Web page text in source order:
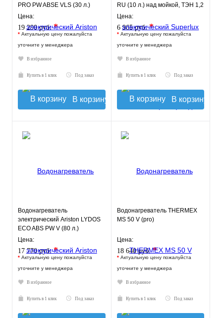
PRO PW ABSE VLS (30 л.)
настенный, ТЭН 2,5 кВт.
Цена:
19 290 руб.*
* Актуальную цену пожалуйста
уточните у менеджера
В избранное
Купить в 1 клик Под заказ
В корзину
RU (10 л.) над мойкой, ТЭН 1,2
кВт.
Цена:
6 965 руб.*
* Актуальную цену пожалуйста
уточните у менеджера
В избранное
Купить в 1 клик Под заказ
В корзину
Водонагреватель
электрический Ariston LYDOS
ECO ABS PW V (80 л.)
настенный, ТЭН 2,5 кВт.
Цена:
17 770 руб.*
* Актуальную цену пожалуйста
уточните у менеджера
В избранное
Купить в 1 клик Под заказ
Водонагреватель THERMEX
MS 50 V (pro)
Цена:
18 640 руб.*
* Актуальную цену пожалуйста
уточните у менеджера
В избранное
Купить в 1 клик Под заказ